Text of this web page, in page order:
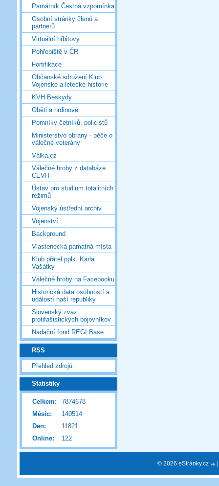
Památník Čestná vzpomínka
Osobní stránky členů a
partnerů
Virtuální hřbitovy
Pohřebiště v ČR
Fortifikace
Občanské sdružení Klub
Vojenské a letecké historie
KVH Beskydy
Oběti a hrdinové
Pomníky četníků, policistů
Ministerstvo obrany - péče o
válečné veterány
Válka.cz
Válečné hroby z databáze
CEVH
Ústav pro studium totalitních
režimů
Vojenský ústřední archiv
Vojenství
Background
Vlastenecká památná místa
Klub přátel pplk. Karla
Vašátky
Válečné hroby na Facebooku
Historická data osobností a
událostí naší republiky
Slovenský zväz
protifašistických bojovníkov
Nadační fond REGI Base
RSS
Přehled zdrojů
Statistiky
Online: 122
Celkem:
7874678
Měsíc:
140514
Den:
11821
© 2026 eStránky.cz